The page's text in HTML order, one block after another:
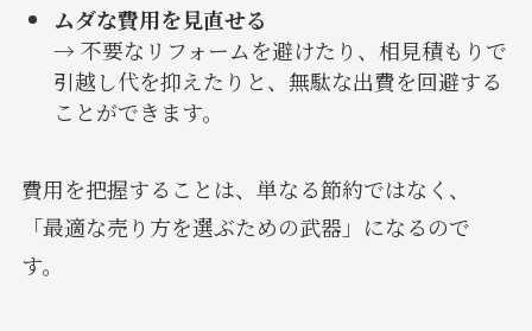
ムダな費用を見直せる
→ 不要なリフォームを避けたり、相見積もりで
引越し代を抑えたりと、無駄な出費を回避する
ことができます。
費用を把握することは、単なる節約ではなく、
「最適な売り方を選ぶための武器」になるので
す。